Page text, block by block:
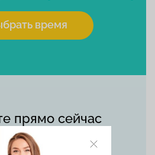
прямо сейчас
215-56-90
время